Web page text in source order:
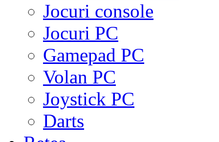
Jocuri console
Jocuri PC
Gamepad PC
Volan PC
Joystick PC
Darts